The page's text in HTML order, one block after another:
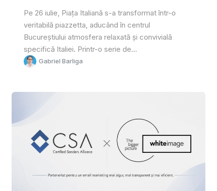
Pe 26 iulie, Piața Italiană s-a transformat într-o
veritabilă piazzetta, aducând în centrul
Bucureștiului atmosfera relaxată și convivială
specifică Italiei. Printr-o serie de...
Gabriel Barliga